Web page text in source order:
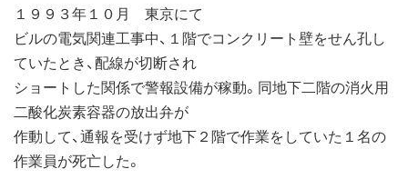
１９９３年１０月 東京にて
ビルの電気関連工事中、１階でコンクリート壁をせん孔し
ていたとき、配線が切断され
ショートした関係で警報設備が稼動。同地下二階の消火用
二酸化炭素容器の放出弁が
作動して、通報を受けず地下２階で作業をしていた１名の
作業員が死亡した。